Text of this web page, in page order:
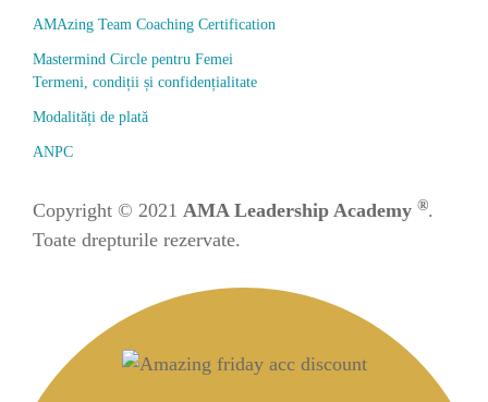
AMAzing Team Coaching Certification
Mastermind Circle pentru Femei
Termeni, condiții și confidențialitate
Modalități de plată
ANPC
Copyright © 2021 AMA Leadership Academy ®.
Toate drepturile rezervate.